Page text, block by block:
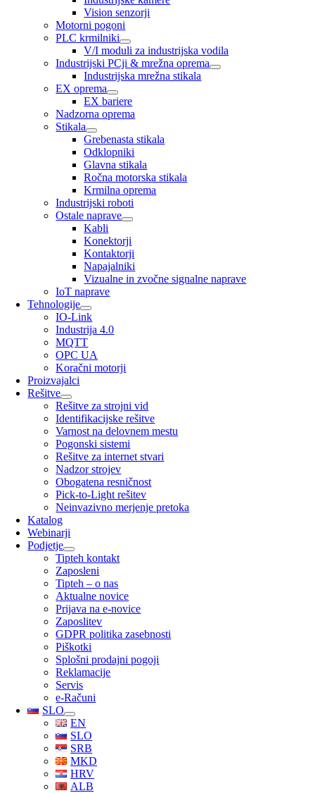
Vision senzorji
Motorni pogoni
PLC krmilniki
V/I moduli za industrijska vodila
Industrijski PCji & mrežna oprema
Industrijska mrežna stikala
EX oprema
EX bariere
Nadzorna oprema
Stikala
Grebenasta stikala
Odklopniki
Glavna stikala
Ročna motorska stikala
Krmilna oprema
Industrijski roboti
Ostale naprave
Kabli
Konektorji
Kontaktorji
Napajalniki
Vizualne in zvočne signalne naprave
IoT naprave
Tehnologije
IO-Link
Industrija 4.0
MQTT
OPC UA
Koračni motorji
Proizvajalci
Rešitve
Rešitve za strojni vid
Identifikacijske rešitve
Varnost na delovnem mestu
Pogonski sistemi
Rešitve za internet stvari
Nadzor strojev
Obogatena resničnost
Pick-to-Light rešitev
Neinvazivno merjenje pretoka
Katalog
Webinarji
Podjetje
Tipteh kontakt
Zaposleni
Tipteh – o nas
Aktualne novice
Prijava na e-novice
Zaposlitev
GDPR politika zasebnosti
Piškotki
Splošni prodajni pogoji
Reklamacije
Servis
e-Računi
SLO
EN
SLO
SRB
MKD
HRV
ALB